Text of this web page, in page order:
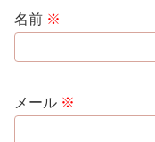
名前 ※
メール ※